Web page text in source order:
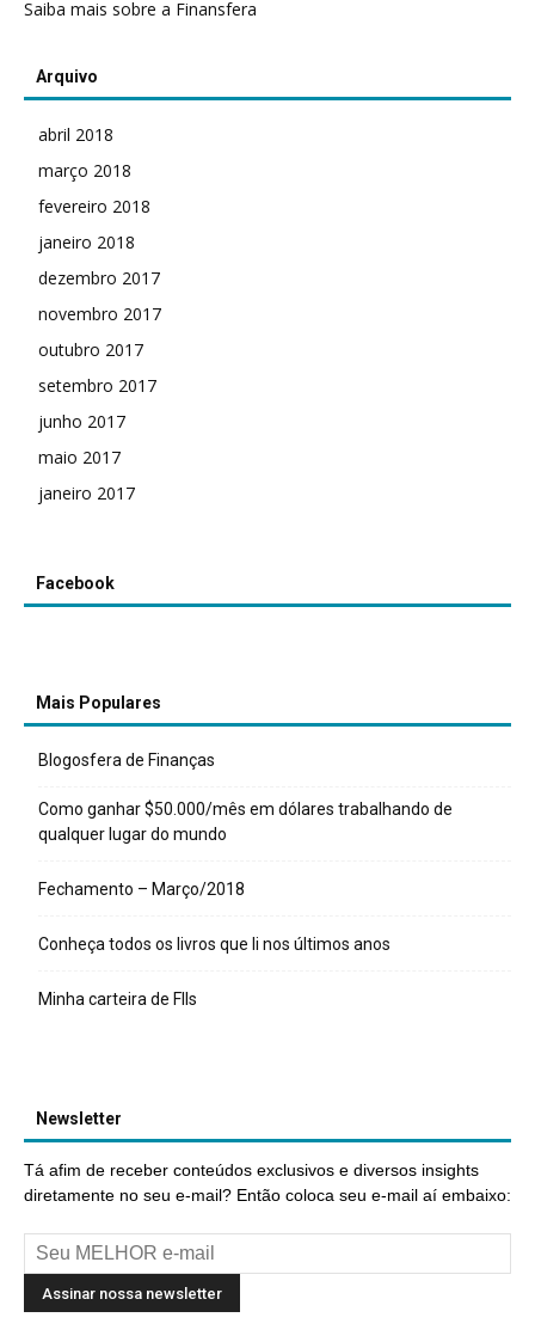
Saiba mais sobre a Finansfera
Arquivo
abril 2018
março 2018
fevereiro 2018
janeiro 2018
dezembro 2017
novembro 2017
outubro 2017
setembro 2017
junho 2017
maio 2017
janeiro 2017
Facebook
Mais Populares
Blogosfera de Finanças
Como ganhar $50.000/mês em dólares trabalhando de
qualquer lugar do mundo
Fechamento – Março/2018
Conheça todos os livros que li nos últimos anos
Minha carteira de FIIs
Newsletter
Tá afim de receber conteúdos exclusivos e diversos insights
diretamente no seu e-mail? Então coloca seu e-mail aí embaixo: